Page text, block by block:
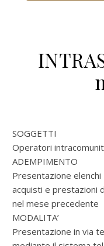
SOGGETTI
Operatori
ADEMPIMENTO
Presentazione
acquisti e prestazioni
nel mese precedente
MODALITA’
Presentazione in via